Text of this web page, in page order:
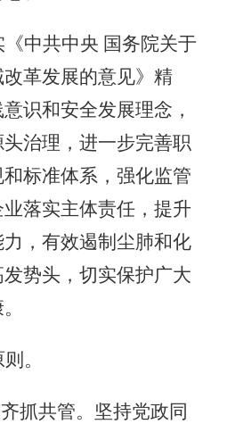
中共中央 国务院关于
革发展的意见》精
识和安全发展理念，
治理，进一步完善职
标准体系，强化监管
落实主体责任，提升
，有效遏制尘肺和化
势头，切实保护广大
。
抓共管。坚持党政同